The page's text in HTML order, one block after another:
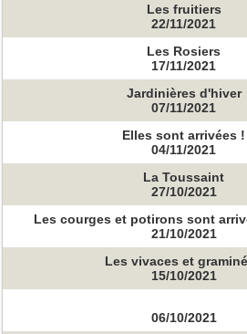
Les fruitiers
22/11/2021
Les Rosiers
17/11/2021
Jardinières d'hiver
07/11/2021
Elles sont arrivées !
04/11/2021
La Toussaint
27/10/2021
Les courges et potirons sont
21/10/2021
Les vivaces et
15/10/2021
06/10/2021